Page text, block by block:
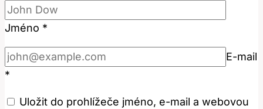
Jméno *
E-mail
*
Uložit do prohlížeče jméno, e-mail a webovou